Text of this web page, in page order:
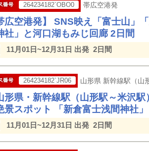
264234182`OBO0 帯広空港発
広空港発】 SNS映え「富士山」
社」と河口湖もみじ回廊 2日間
11月01日~12月31日 出発 2日間
264234182`JR06 山形県 新幹線駅（山
形県・新幹線駅（山形駅～米沢
景スポット 「新倉富士浅間神社
11月01日~12月31日 出発 2日間